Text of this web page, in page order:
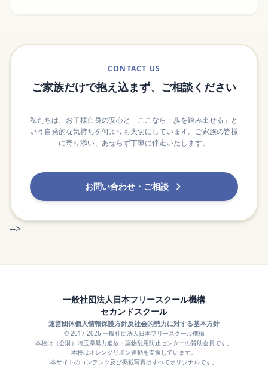
CONTACT US
ご家族だけで抱え込まず、ご相談ください
私たちは、お子様自身の安心と「ここなら一歩を踏み出せる」と
いう自発的な気持ちを何よりも大切にしています。ご家族の皆様
に寄り添い、あせらず丁寧に伴走いたします。
お問い合わせ・ご相談
-->
一般社団法人日本フリースクール機構
セカンドスクール
運営団体個人情報保護方針反社会的勢力に対する基本方針
© 2017-2026 一般社団法人日本フリースクール機構
本校は（公財）埼玉県暴力追放・薬物乱用防止センターの賛助会員です。
本校はオレンジリボン運動を支援しています。
本サイトのコンテンツ及び掲載写真はすべてオリジナルです。